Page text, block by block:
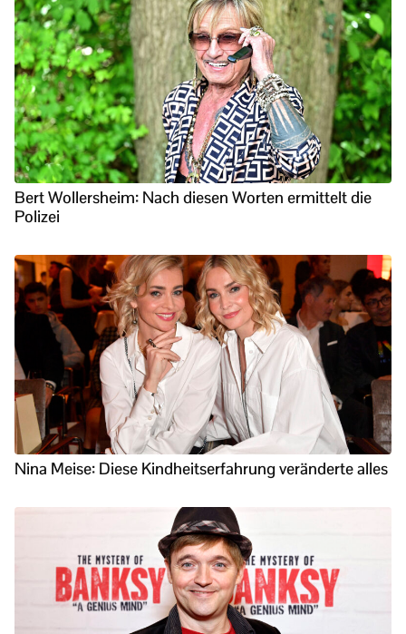
Bert Wollersheim: Nach diesen Worten ermittelt die
Polizei
Nina Meise: Diese Kindheitserfahrung veränderte alles